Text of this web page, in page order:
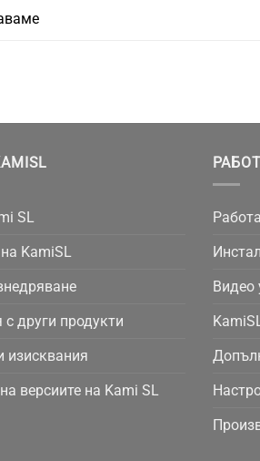
SL
KamiSL
с други продукти
версиите на Kami SL
Видео